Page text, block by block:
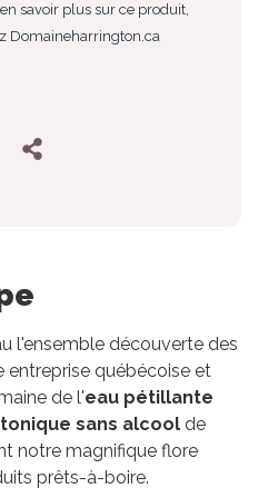
savoir plus sur ce produit,
Domaineharrington.ca
l'ensemble découverte des
entreprise québécoise et
de l'eau pétillante
sans alcool de
notre magnifique flore
prêts-à-boire.